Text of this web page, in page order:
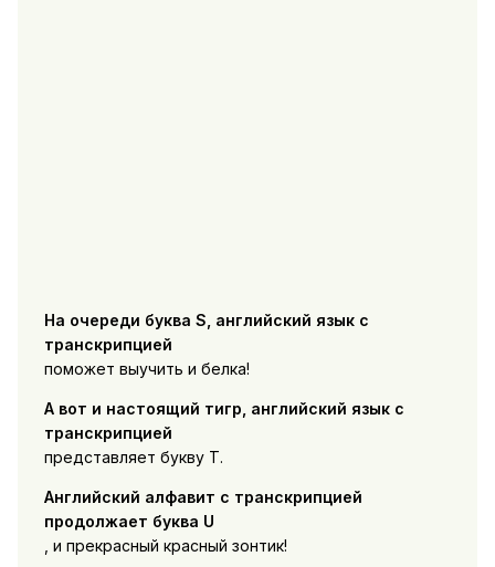
На очереди буква S, английский язык с
транскрипцией
поможет выучить и белка!
А вот и настоящий тигр, английский язык с
транскрипцией
представляет букву T.
Английский алфавит с транскрипцией
продолжает буква U
, и прекрасный красный зонтик!